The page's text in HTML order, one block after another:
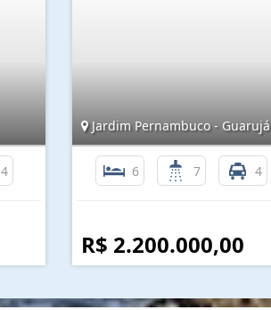
4
Jardim Pernambuco - Guarujá
6 7 4
R$ 2.200.000,00